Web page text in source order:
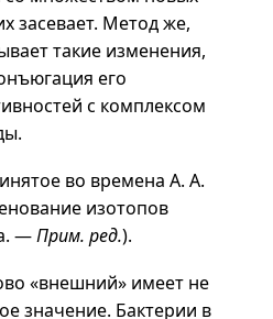
засевает. Метод же,
такие изменения,
его
с комплексом
во времена А. А.
изотопов
—Прим. ред.).
«внешний» имеет не
значение. Бактерии в